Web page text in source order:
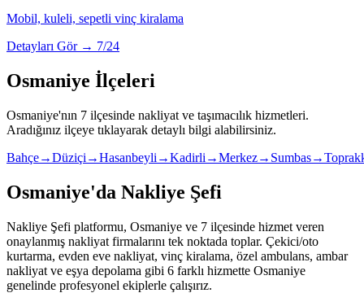
Mobil, kuleli, sepetli vinç kiralama
Detayları Gör → 7/24
Osmaniye İlçeleri
Osmaniye'nın 7 ilçesinde nakliyat ve taşımacılık hizmetleri.
Aradığınız ilçeye tıklayarak detaylı bilgi alabilirsiniz.
Bahçe→Düziçi →Hasanbeyli →Kadirli →Merkez→ Sumbas→
Osmaniye'da Nakliye Şefi
Nakliye Şefi platformu, Osmaniye ve 7 ilçesinde hizmet veren
onaylanmış nakliyat firmalarını tek noktada toplar. Çekici/oto
kurtarma, evden eve nakliyat, vinç kiralama, özel ambulans, ambar
nakliyat ve eşya depolama gibi 6 farklı hizmette Osmaniye
genelinde profesyonel ekiplerle çalışırız.